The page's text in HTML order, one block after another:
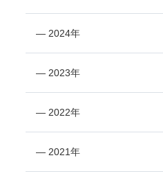
― 2024年
― 2023年
― 2022年
― 2021年